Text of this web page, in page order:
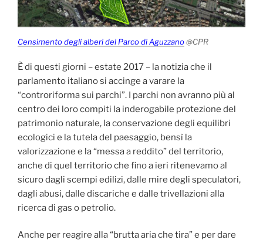
Censimento degli alberi del Parco di Aguzzano@CPR
È di questi giorni – estate 2017 – la notizia che il
parlamento italiano si accinge a varare la
“controriforma sui parchi”. I parchi non avranno più al
centro dei loro compiti la inderogabile protezione del
patrimonio naturale, la conservazione degli equilibri
ecologici e la tutela del paesaggio, bensì la
valorizzazione e la “messa a reddito” del territorio,
anche di quel territorio che fino a ieri ritenevamo al
sicuro dagli scempi edilizi, dalle mire degli speculatori,
dagli abusi, dalle discariche e dalle trivellazioni alla
ricerca di gas o petrolio.
Anche per reagire alla “brutta aria che tira” e per dare